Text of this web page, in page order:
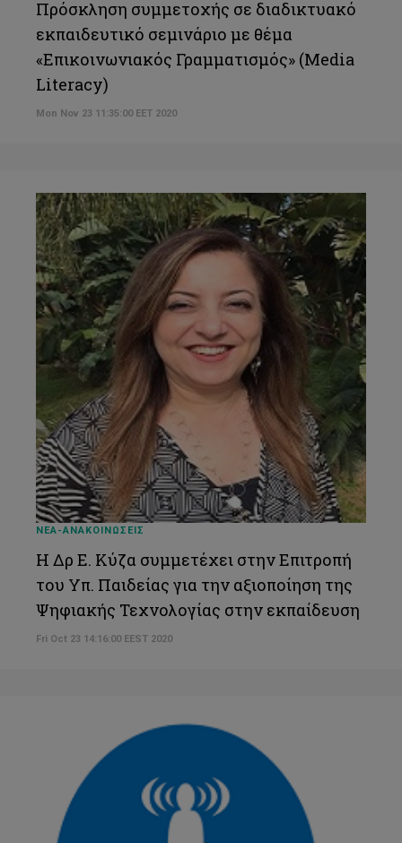
Πρόσκληση συμμετοχής σε διαδικτυακό
εκπαιδευτικό σεμινάριο με θέμα
«Επικοινωνιακός Γραμματισμός» (Media
Literacy)
Mon Nov 23 11:35:00 EET 2020
ΝΕΑ-ΑΝΑΚΟΙΝΩΣΕΙΣ
Η Δρ Ε. Κύζα συμμετέχει στην Επιτροπή
του Υπ. Παιδείας για την αξιοποίηση της
Ψηφιακής Τεχνολογίας στην εκπαίδευση
Fri Oct 23 14:16:00 EEST 2020